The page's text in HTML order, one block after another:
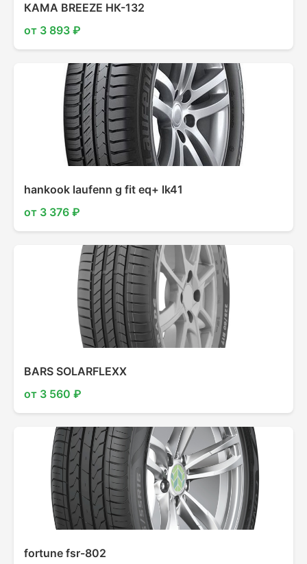
КАМА BREEZE НК-132
от 3 893 ₽
hankook laufenn g fit eq+ lk41
от 3 376 ₽
BARS SOLARFLEXX
от 3 560 ₽
fortune fsr-802